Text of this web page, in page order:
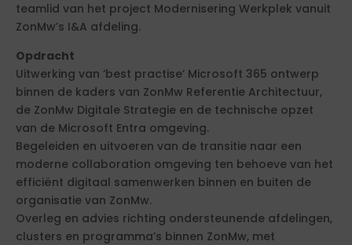
teamlid van het project Modernisering Werkplek vanuit
ZonMw’s I&A afdeling.
Opdracht
Uitwerking van ‘best practise’ Microsoft 365 ontwerp
binnen de kaders van ZonMw Referentie Architectuur,
de ZonMw Digitale Strategie en de technische opzet
van de Microsoft Entra omgeving.
Begeleiden en uitvoeren van de transitie naar een
moderne collaboration omgeving ten behoeve van het
efficiënt digitaal samenwerken binnen en buiten de
organisatie van ZonMw.
Overleg en advies richting ondersteunende afdelingen,
clusters en programma’s binnen ZonMw, met